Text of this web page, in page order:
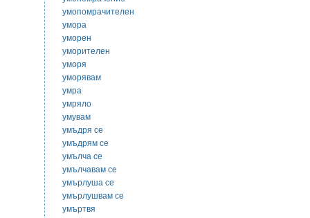
умопомрачителен
умора
уморен
уморителен
уморя
уморявам
умра
умряло
умувам
умъдря се
умъдрям се
умълча се
умълчавам се
умърлуша се
умърлушвам се
умъртвя